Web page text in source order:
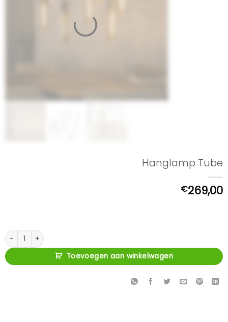
Hanglamp Tube
€269,00
Hanglamp Tube aantal
Toevoegen aan winkelwagen